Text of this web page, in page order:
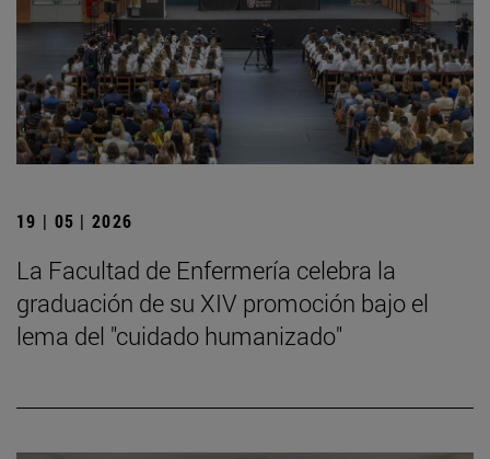
19 | 05 | 2026
La Facultad de Enfermería celebra la
graduación de su XIV promoción bajo el
lema del "cuidado humanizado"